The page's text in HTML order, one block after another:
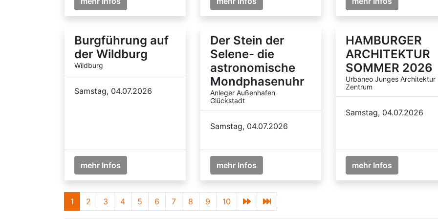
Burgführung auf
der Wildburg
Wildburg
Samstag, 04.07.2026
mehr Infos
Der Stein der
Selene- die
astronomische
Mondphasenuhr
Anleger Außenhafen
Glückstadt
Samstag, 04.07.2026
mehr Infos
HAMBURGER
ARCHITEKTUR
SOMMER 2026
Urbaneo Junges Architektur
Zentrum
Samstag, 04.07.2026
mehr Infos
1 2 3 4 5 6 7 8 9 10